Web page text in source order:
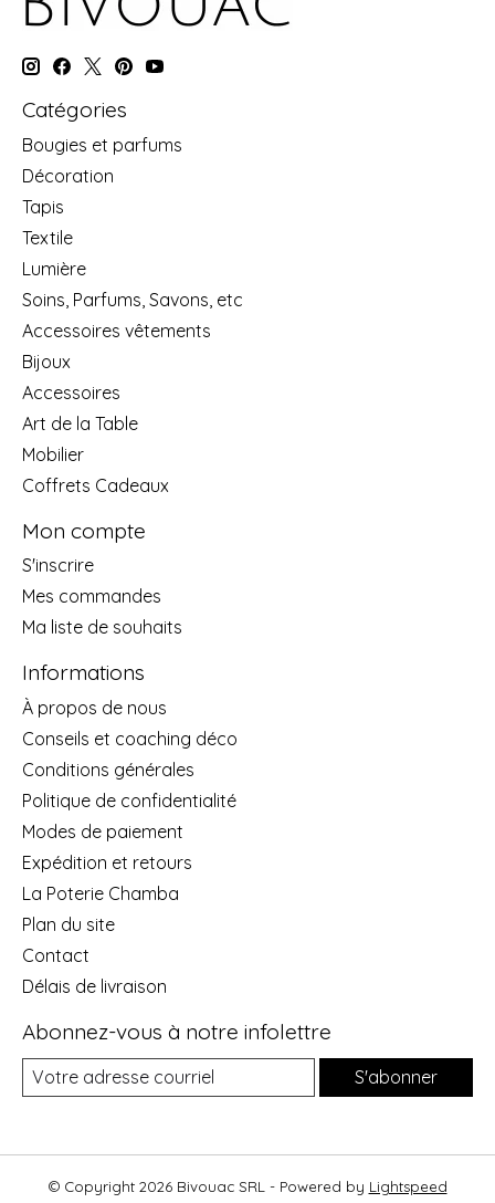
Catégories
Bougies et parfums
Décoration
Tapis
Textile
Lumière
Soins, Parfums, Savons, etc
Accessoires vêtements
Bijoux
Accessoires
Art de la Table
Mobilier
Coffrets Cadeaux
Mon compte
S'inscrire
Mes commandes
Ma liste de souhaits
Informations
À propos de nous
Conseils et coaching déco
Conditions générales
Politique de confidentialité
Modes de paiement
Expédition et retours
La Poterie Chamba
Plan du site
Contact
Délais de livraison
Abonnez-vous à notre infolettre
S'abonner
© Copyright 2026 Bivouac SRL - Powered by Lightspeed